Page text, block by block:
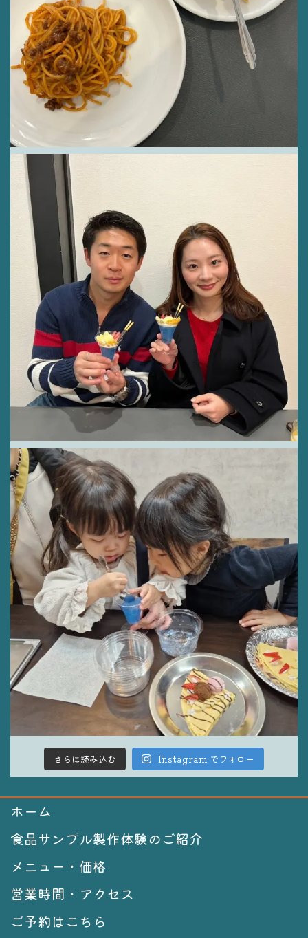
さらに読み込む Instagram でフォロー
ホーム
食品サンプル製作体験のご紹介
メニュー・価格
営業時間・アクセス
ご予約はこちら